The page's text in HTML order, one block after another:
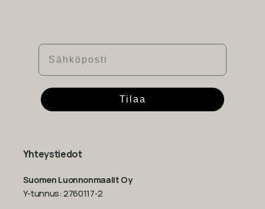
Sähköposti
Tilaa
Yhteystiedot
Suomen Luonnonmaalit Oy
Y-tunnus: 2760117-2